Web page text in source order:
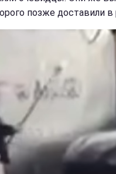
позже доставили в